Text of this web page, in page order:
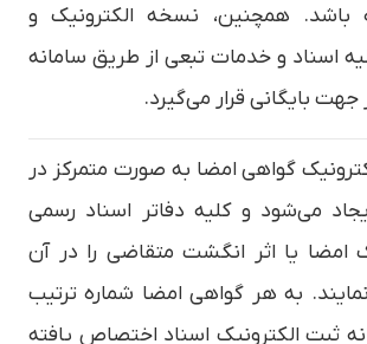
باشد. همچنین، نسخه الکترونیک و
اسناد و خدمات تبعی از طریق سامانه
جهت بایگانی قرار می‌گیرد.
گواهی امضا به صورت متمرکز در
می‌شود و کلیه دفاتر اسناد رسمی
امضا یا اثر انگشت متقاضی را در آن
به هر گواهی امضا شماره ترتیب
ثبت الکترونیک اسناد اختصاص یافته